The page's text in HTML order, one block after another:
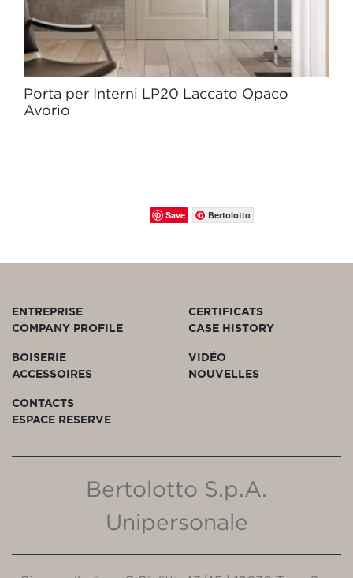
Porta per Interni LP20 Laccato Opaco
Avorio
Save Bertolotto
ENTREPRISE
COMPANY PROFILE
CERTIFICATS
CASE HISTORY
BOISERIE
ACCESSOIRES
VIDÉO
NOUVELLES
CONTACTS
ESPACE RESERVE
Bertolotto S.p.A.
Unipersonale